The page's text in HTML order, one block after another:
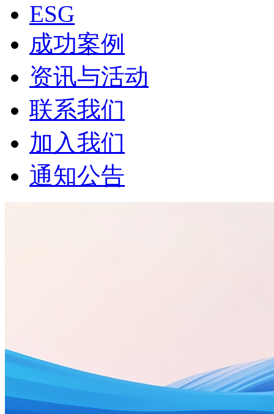
ESG
成功案例
资讯与活动
联系我们
加入我们
通知公告